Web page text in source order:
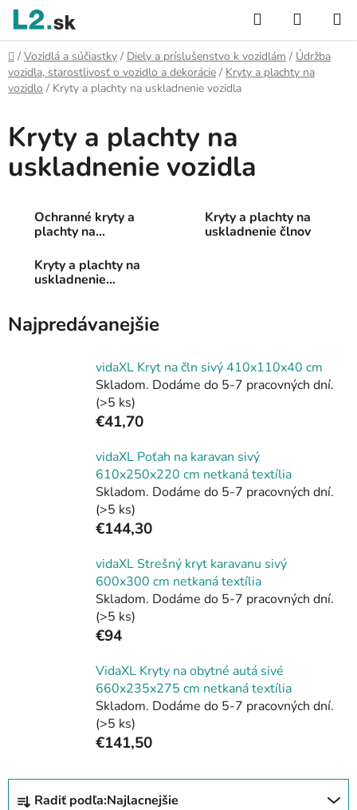
Prejsť
obsah
Hľadať
KOŠÍK
Domov
/ Vozidlá a súčiastky / Diely a príslušenstvo k vozidlám / Údržba
vozidla, starostlivosť o vozidlo a dekorácie / Kryty a plachty na
vozidlo / Kryty a plachty na uskladnenie vozidla
Kryty a plachty na
uskladnenie vozidla
Ochranné kryty a
plachty na
Kryty a plachty na
uskladnenie člnov
Kryty a plachty na
uskladnenie
Najpredávanejšie
vidaXL Kryt na čln sivý 410x110x40 cm
Skladom. Dodáme do 5-7 pracovných dní.
(>5 ks)
€41,70
vidaXL Poťah na karavan sivý
610x250x220 cm netkaná textília
Skladom. Dodáme do 5-7 pracovných dní.
(>5 ks)
€144,30
vidaXL Strešný kryt karavanu sivý
600x300 cm netkaná textília
Skladom. Dodáme do 5-7 pracovných dní.
(>5 ks)
€94
VidaXL Kryty na obytné autá sivé
660x235x275 cm netkaná textília
Skladom. Dodáme do 5-7 pracovných dní.
(>5 ks)
€141,50
R
Radiť podľa:Najlacnejšie